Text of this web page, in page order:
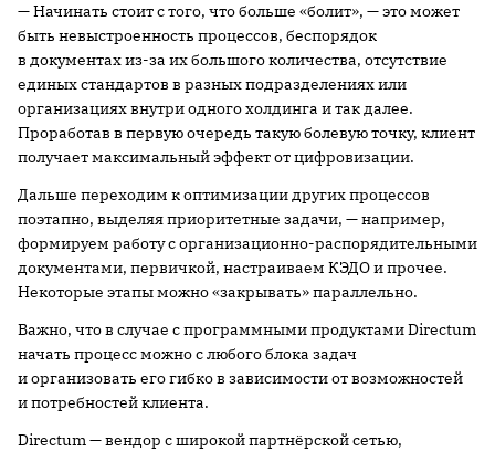
— Начинать стоит с того, что больше «болит», — это может
быть невыстроенность процессов, беспорядок
в документах из-за их большого количества, отсутствие
единых стандартов в разных подразделениях или
организациях внутри одного холдинга и так далее.
Проработав в первую очередь такую болевую точку, клиент
получает максимальный эффект от цифровизации.
Дальше переходим к оптимизации других процессов
поэтапно, выделяя приоритетные задачи, — например,
формируем работу с организационно-распорядительными
документами, первичкой, настраиваем КЭДО и прочее.
Некоторые этапы можно «закрывать» параллельно.
Важно, что в случае с программными продуктами Directum
начать процесс можно с любого блока задач
и организовать его гибко в зависимости от возможностей
и потребностей клиента.
Directum — вендор с широкой партнёрской сетью,